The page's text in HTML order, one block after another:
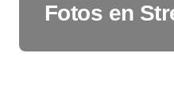
Fotos en